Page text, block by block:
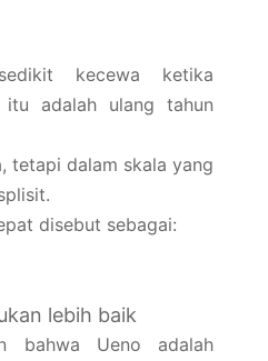
kecewa ketika
adalah ulang tahun
tetapi dalam skala yang
disebut sebagai:
lebih baik
bahwa Ueno adalah